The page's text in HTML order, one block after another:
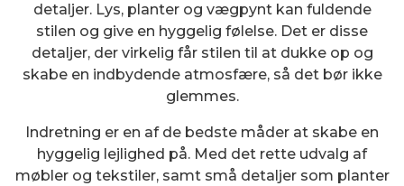
detaljer. Lys, planter og vægpynt kan fuldende
stilen og give en hyggelig følelse. Det er disse
detaljer, der virkelig får stilen til at dukke op og
skabe en indbydende atmosfære, så det bør ikke
glemmes.
Indretning er en af de bedste måder at skabe en
hyggelig lejlighed på. Med det rette udvalg af
møbler og tekstiler, samt små detaljer som planter